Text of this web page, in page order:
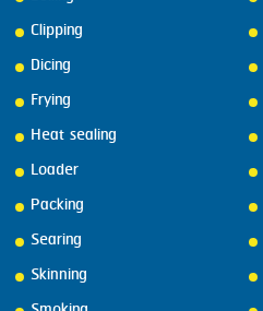
Clipping
Dicing
Frying
Heat sealing
Loader
Packing
Searing
Skinning